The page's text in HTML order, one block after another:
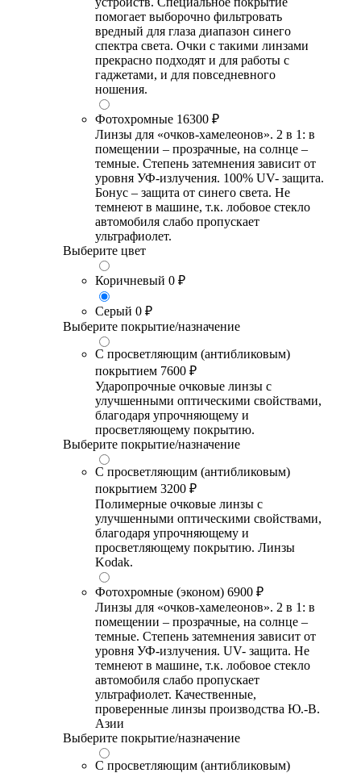
помогает выборочно фильтровать
вредный для глаза диапазон синего
спектра света. Очки с такими линзами
прекрасно подходят и для работы с
гаджетами, и для повседневного
ношения.
Фотохромные 16300 ₽
Линзы для «очков-хамелеонов». 2 в 1: в
помещении – прозрачные, на солнце –
темные. Степень затемнения зависит от
уровня УФ-излучения. 100% UV- защита.
Бонус – защита от синего света. Не
темнеют в машине, т.к. лобовое стекло
автомобиля слабо пропускает
ультрафиолет.
Выберите цвет
Коричневый 0 ₽
Серый 0 ₽
Выберите покрытие/назначение
С просветляющим (антибликовым)
покрытием 7600 ₽
Ударопрочные очковые линзы с
улучшенными оптическими свойствами,
благодаря упрочняющему и
просветляющему покрытию.
Выберите покрытие/назначение
С просветляющим (антибликовым)
покрытием 3200 ₽
Полимерные очковые линзы с
улучшенными оптическими свойствами,
благодаря упрочняющему и
просветляющему покрытию. Линзы
Kodak.
Фотохромные (эконом) 6900 ₽
Линзы для «очков-хамелеонов». 2 в 1: в
помещении – прозрачные, на солнце –
темные. Степень затемнения зависит от
уровня УФ-излучения. UV- защита. Не
темнеют в машине, т.к. лобовое стекло
автомобиля слабо пропускает
ультрафиолет. Качественные,
проверенные линзы производства Ю.-В.
Азии
Выберите покрытие/назначение
С просветляющим (антибликовым)